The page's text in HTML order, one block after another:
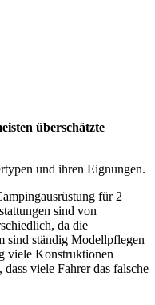
überschätzte
und ihren Eignungen.
für 2
sind von
da die
sind ständig Modellpflegen
viele Konstruktionen
viele Fahrer das falsche